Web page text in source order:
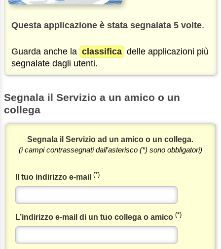
Questa applicazione è stata segnalata 5 volte.
Guarda anche la classifica delle applicazioni più
segnalate dagli utenti.
Segnala il Servizio a un amico o un
collega
Segnala il Servizio ad un amico o un collega.
(i campi contrassegnati dall’asterisco (*) sono obbligatori)
Il tuo indirizzo e-mail (*)
L’indirizzo e-mail di un tuo collega o amico (*)